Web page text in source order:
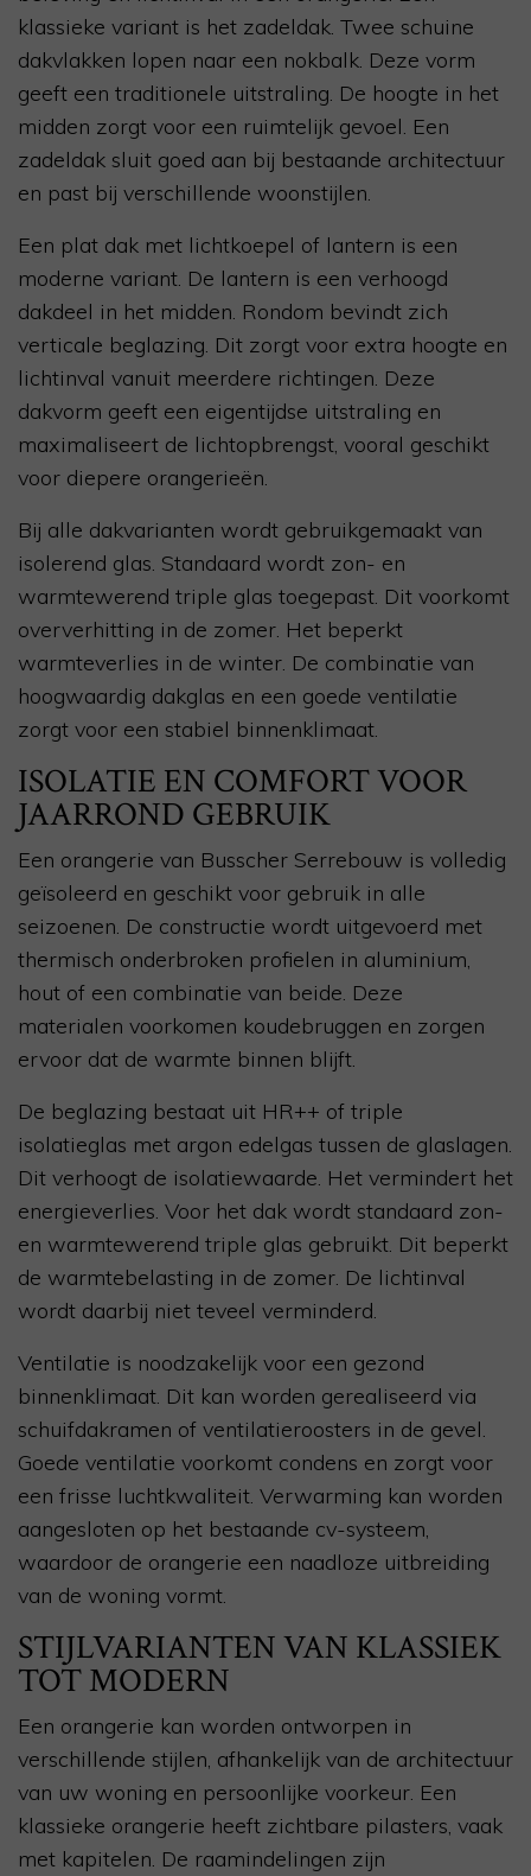
klassieke variant is het zadeldak. Twee schuine
dakvlakken lopen naar een nokbalk. Deze vorm
geeft een traditionele uitstraling. De hoogte in het
midden zorgt voor een ruimtelijk gevoel. Een
zadeldak sluit goed aan bij bestaande architectuur
en past bij verschillende woonstijlen.
Een plat dak met lichtkoepel of lantern is een
moderne variant. De lantern is een verhoogd
dakdeel in het midden. Rondom bevindt zich
verticale beglazing. Dit zorgt voor extra hoogte en
lichtinval vanuit meerdere richtingen. Deze
dakvorm geeft een eigentijdse uitstraling en
maximaliseert de lichtopbrengst, vooral geschikt
voor diepere orangerieën.
Bij alle dakvarianten wordt gebruikgemaakt van
isolerend glas. Standaard wordt zon- en
warmtewerend triple glas toegepast. Dit voorkomt
oververhitting in de zomer. Het beperkt
warmteverlies in de winter. De combinatie van
hoogwaardig dakglas en een goede ventilatie
zorgt voor een stabiel binnenklimaat.
ISOLATIE EN COMFORT VOOR
JAARROND GEBRUIK
Een orangerie van Busscher Serrebouw is volledig
geïsoleerd en geschikt voor gebruik in alle
seizoenen. De constructie wordt uitgevoerd met
thermisch onderbroken profielen in aluminium,
hout of een combinatie van beide. Deze
materialen voorkomen koudebruggen en zorgen
ervoor dat de warmte binnen blijft.
De beglazing bestaat uit HR++ of triple
isolatieglas met argon edelgas tussen de glaslagen.
Dit verhoogt de isolatiewaarde. Het vermindert het
energieverlies. Voor het dak wordt standaard zon-
en warmtewerend triple glas gebruikt. Dit beperkt
de warmtebelasting in de zomer. De lichtinval
wordt daarbij niet teveel verminderd.
Ventilatie is noodzakelijk voor een gezond
binnenklimaat. Dit kan worden gerealiseerd via
schuifdakramen of ventilatieroosters in de gevel.
Goede ventilatie voorkomt condens en zorgt voor
een frisse luchtkwaliteit. Verwarming kan worden
aangesloten op het bestaande cv-systeem,
waardoor de orangerie een naadloze uitbreiding
van de woning vormt.
STIJLVARIANTEN VAN KLASSIEK
TOT MODERN
Een orangerie kan worden ontworpen in
verschillende stijlen, afhankelijk van de architectuur
van uw woning en persoonlijke voorkeur. Een
klassieke orangerie heeft zichtbare pilasters, vaak
met kapitelen. De raamindelingen zijn